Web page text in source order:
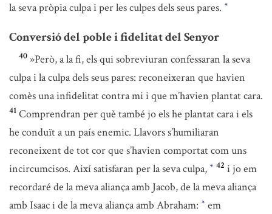
la seva pròpia culpa i per les culpes dels seus pares. *
Conversió del poble i fidelitat del Senyor
40 »Però, a la fi, els qui sobreviuran confessaran la seva
culpa i la culpa dels seus pares: reconeixeran que havien
comès una infidelitat contra mi i que m’havien plantat cara.
41 Comprendran per què també jo els he plantat cara i els
he conduït a un país enemic. Llavors s’humiliaran
reconeixent de tot cor que s’havien comportat com uns
incircumcisos. Així satisfaran per la seva culpa, * 42 i jo em
recordaré de la meva aliança amb Jacob, de la meva aliança
amb Isaac i de la meva aliança amb Abraham: * em